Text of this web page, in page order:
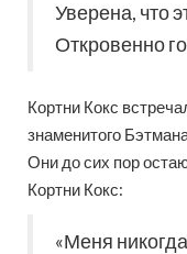
Уверена, что
Откровенно
Кортни Кокс
знаменитого
Они до сих пор
Кортни Кокс:
«Меня